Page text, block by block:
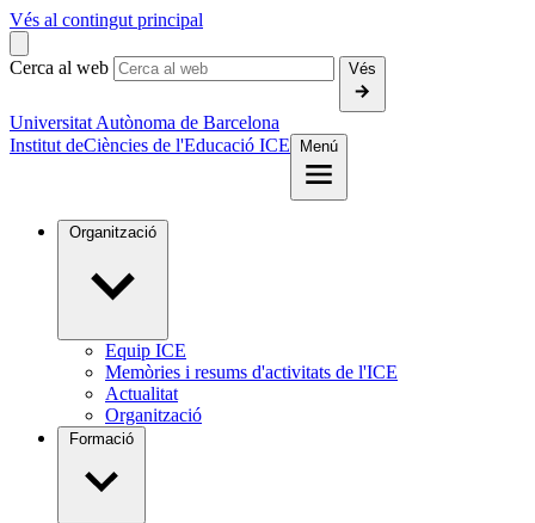
Vés al contingut principal
Cerca al web Vés
Universitat Autònoma de Barcelona
Institut deCiències de l'Educació ICE Menú
Organització
Equip ICE
Memòries i resums d'activitats de l'ICE
Actualitat
Organització
Formació